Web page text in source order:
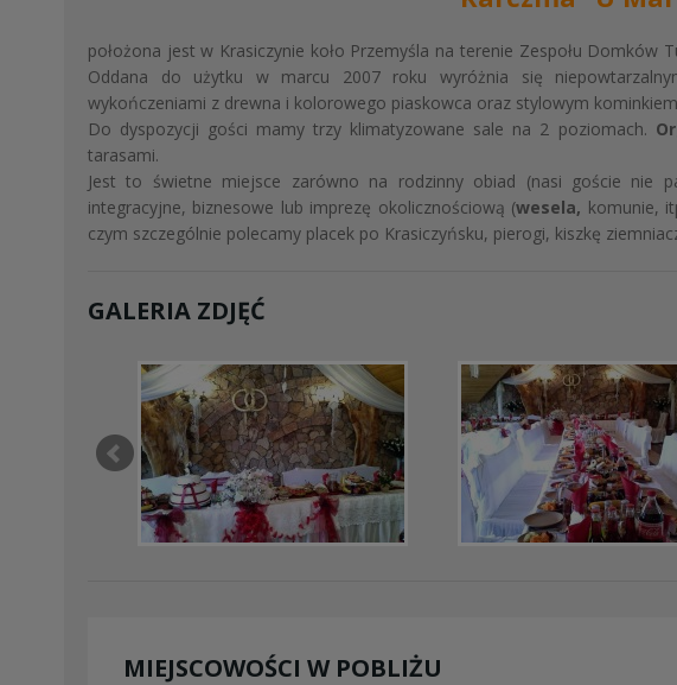
położona jest w Krasiczynie koło Przemyśla na terenie Zespołu Domków
Oddana do użytku w marcu 2007 roku wyróżnia się
wykończeniami z drewna i kolorowego piaskowca oraz stylowym
Do dyspozycji gości mamy trzy klimatyzowane sale na 2 poziomach.
tarasami.
Jest to świetne miejsce zarówno na rodzinny obiad (nasi goście nie
integracyjne, biznesowe lub imprezę okolicznościową (wesela, komunie,
czym szczególnie polecamy placek po Krasiczyńsku, pierogi, kiszkę
GALERIA ZDJĘĆ
MIEJSCOWOŚCI W POBLIŻU